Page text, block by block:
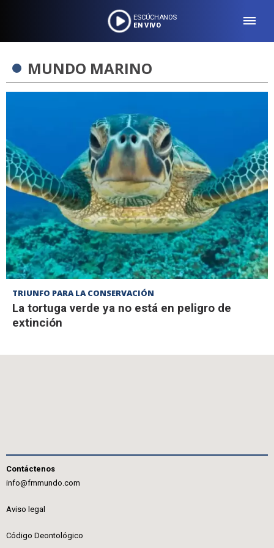
ESCÚCHANOS
EN VIVO
MUNDO MARINO
TRIUNFO PARA LA CONSERVACIÓN
La tortuga verde ya no está en peligro de
extinción
Contáctenos
info@fmmundo.com
Aviso legal
Código Deontológico